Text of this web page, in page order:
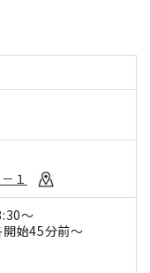
１
～
始45分前～